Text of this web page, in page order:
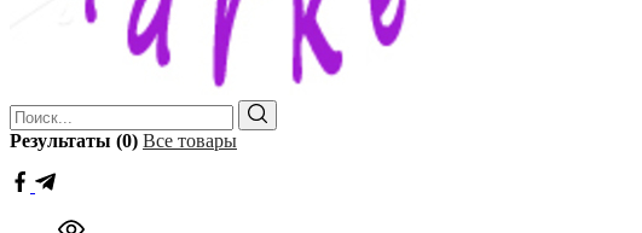
Результаты (0) Все товары